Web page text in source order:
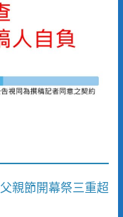
親節開幕祭三重超